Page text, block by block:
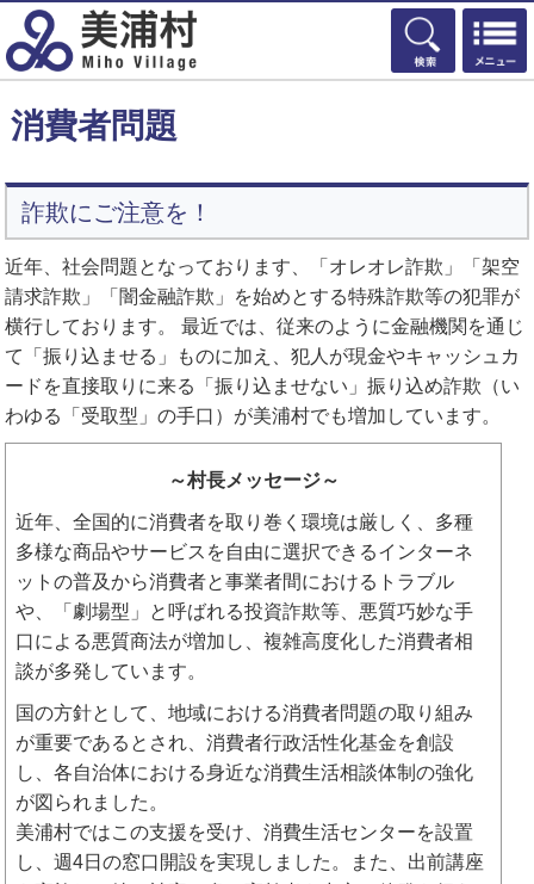
検索
消費者問題
詐欺にご注意を！
近年、社会問題となっております、「オレオレ詐欺」「架空
請求詐欺」「闇金融詐欺」を始めとする特殊詐欺等の犯罪が
横行しております。 最近では、従来のように金融機関を通じ
て「振り込ませる」ものに加え、犯人が現金やキャッシュカ
ードを直接取りに来る「振り込ませない」振り込め詐欺（い
わゆる「受取型」の手口）が美浦村でも増加しています。
～村長メッセージ～
近年、全国的に消費者を取り巻く環境は厳しく、多種
多様な商品やサービスを自由に選択できるインターネ
ットの普及から消費者と事業者間におけるトラブル
や、「劇場型」と呼ばれる投資詐欺等、悪質巧妙な手
口による悪質商法が増加し、複雑高度化した消費者相
談が多発しています。
国の方針として、地域における消費者問題の取り組み
が重要であるとされ、消費者行政活性化基金を創設
し、各自治体における身近な消費生活相談体制の強化
が図られました。
美浦村ではこの支援を受け、消費生活センターを設置
し、週4日の窓口開設を実現しました。また、出前講座